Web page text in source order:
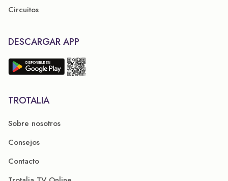
Circuitos
DESCARGAR APP
TROTALIA
Sobre nosotros
Consejos
Contacto